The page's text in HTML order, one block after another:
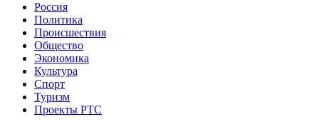
Россия
Политика
Происшествия
Общество
Экономика
Культура
Спорт
Туризм
Проекты РТС